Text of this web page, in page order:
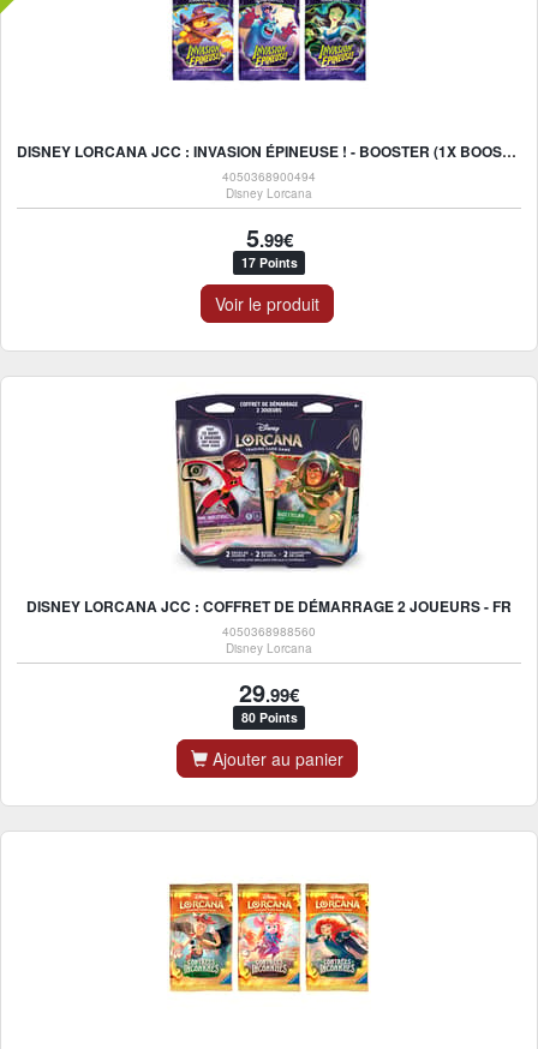
DISNEY LORCANA JCC : INVASION ÉPINEUSE ! - BOOSTER (1X BOOSTER ALÉATOIRE) - FR
4050368900494
Disney Lorcana
5.99€
17 Points
Voir le produit
DISNEY LORCANA JCC : COFFRET DE DÉMARRAGE 2 JOUEURS - FR
4050368988560
Disney Lorcana
29.99€
80 Points
Ajouter au panier